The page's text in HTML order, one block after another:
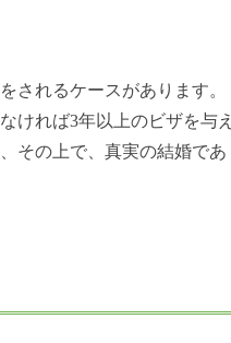
されるケースがあります。
ければ3年以上のビザを与え
その上で、真実の結婚であ